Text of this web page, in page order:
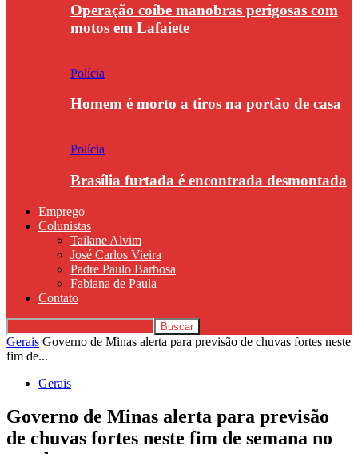
Operação coíbe manobras perigosas com
motos em Lafaiete
Polícia
Homem é morto a tiros na portão de casa
Polícia
Brasília furtada é encontrada desmontada
Emprego
Colunistas
Tailane Alvim
José Carlos Vieira
Padre Paulo Barbosa
Fabiana de Paula
Contato
Gerais Governo de Minas alerta para previsão de chuvas fortes neste
fim de...
Gerais
Governo de Minas alerta para previsão
de chuvas fortes neste fim de semana no